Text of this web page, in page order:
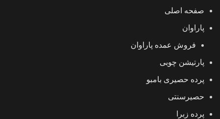
صفحه اصلی
پاراوان
فروش عمده پاراوان
پارتیشن چوبی
پرده حصیری بامبو
حصیرسنتی
پرده زبرا